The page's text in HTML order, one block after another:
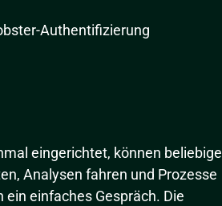
Authentifizierung
eingerichtet, können beliebige
Analysen fahren und Prozesse
einfaches Gespräch. Die